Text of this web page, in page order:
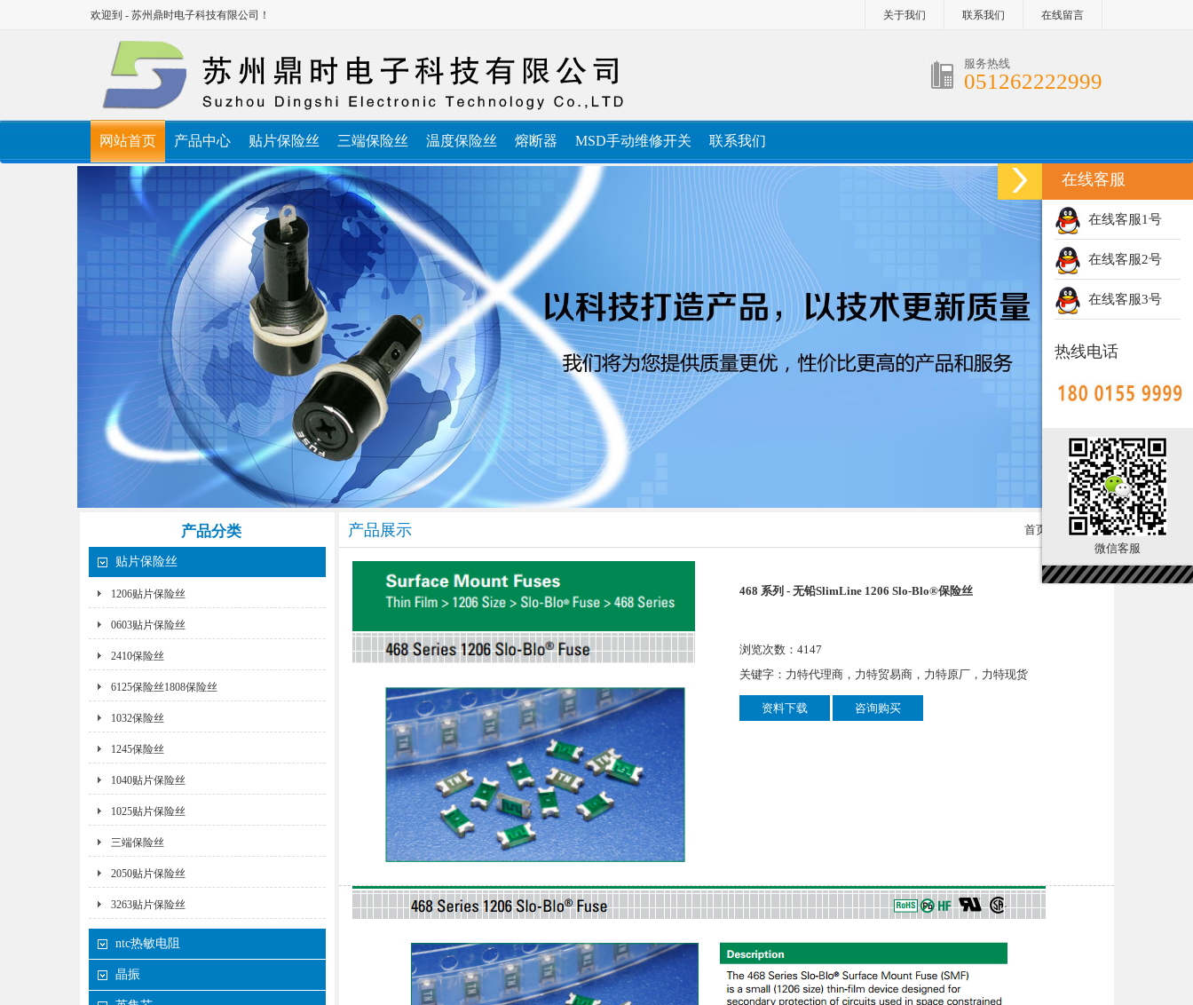
欢迎到 - 苏州鼎时电子科技有限公司！ 在线留言
联系我们
关于我们
服务热线
051262222999
网站首页 产品中心 贴片保险丝 三端保险丝 温度保险丝 熔断器 MSD手动维修开关 联系我们
产品分类
贴片保险丝
1206贴片保险丝
0603贴片保险丝
2410保险丝
6125保险丝1808保险丝
1032保险丝
1245保险丝
1040贴片保险丝
1025贴片保险丝
三端保险丝
2050贴片保险丝
3263贴片保险丝
ntc热敏电阻
晶振
产品展示 首页 > 产品展示
468 系列 - 无铅SlimLine 1206 Slo-Blo®保险丝
浏览次数：4147
关键字：力特代理商，力特贸易商，力特原厂，力特现货
资料下载 咨询购买
在线客服
在线客服1号
在线客服2号
在线客服3号
热线电话
微信客服